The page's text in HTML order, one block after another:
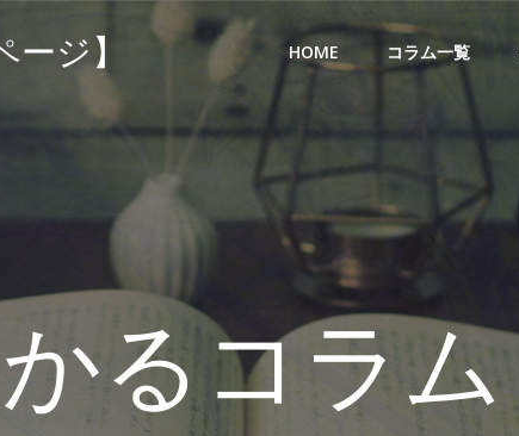
ジ】 HOME コラム一覧
るコラム